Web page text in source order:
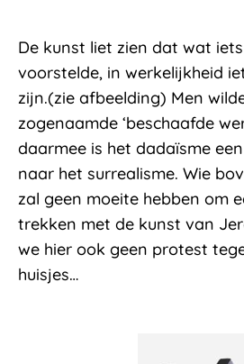
De kunst liet zien dat wat
voorstelde, in werkelijkheid
zijn.(zie afbeelding) Men
zogenaamde ‘beschaafde
daarmee is het dadaïsme
naar het surrealisme. Wie
zal geen moeite hebben om
trekken met de kunst van
we hier ook geen protest
huisjes…